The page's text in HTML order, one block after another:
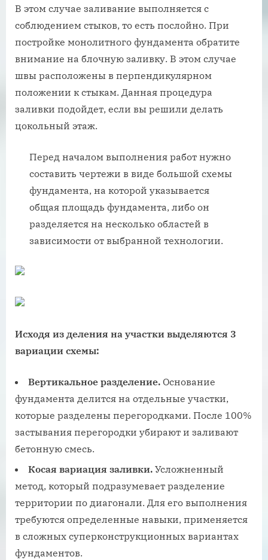
В этом случае заливание выполняется с
соблюдением стыков, то есть послойно. При
постройке монолитного фундамента обратите
внимание на блочную заливку. В этом случае
швы расположены в перпендикулярном
положении к стыкам. Данная процедура
заливки подойдет, если вы решили делать
цокольный этаж.
Перед началом выполнения работ нужно
составить чертежи в виде большой схемы
фундамента, на которой указывается
общая площадь фундамента, либо он
разделяется на несколько областей в
зависимости от выбранной технологии.
Исходя из деления на участки выделяются 3
вариации схемы:
Вертикальное разделение. Основание
фундамента делится на отдельные участки,
которые разделены перегородками. После 100%
застывания перегородки убирают и заливают
бетонную смесь.
Косая вариация заливки. Усложненный
метод, который подразумевает разделение
территории по диагонали. Для его выполнения
требуются определенные навыки, применяется
в сложных суперконструкционных вариантах
фундаментов.